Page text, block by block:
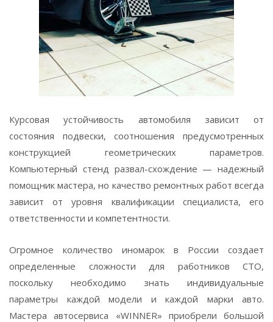
Курсовая устойчивость автомобиля зависит от
состояния подвески, соотношения предусмотренных
конструкцией геометрических параметров.
Компьютерный стенд развал-схождение — надежный
помощник мастера, но качество ремонтных работ всегда
зависит от уровня квалификации специалиста, его
ответственности и компетентности.
Огромное количество иномарок в России создает
определенные сложности для работников СТО,
поскольку необходимо знать индивидуальные
параметры каждой модели и каждой марки авто.
Мастера автосервиса «WINNER» приобрели большой